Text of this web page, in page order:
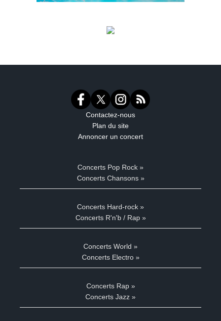
Contactez-nous
Plan du site
Annoncer un concert
Concerts Pop Rock »
Concerts Chansons »
Concerts Hard-rock »
Concerts R'n'b / Rap »
Concerts World »
Concerts Electro »
Concerts Rap »
Concerts Jazz »